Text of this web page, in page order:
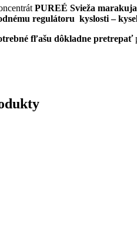
PUREÉ Svieža marakuja
regulátoru kyslosti –
fľašu dôkladne pretrepať